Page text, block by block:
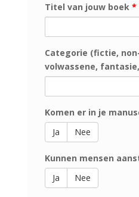
Titel van jouw boek *
Categorie (fictie,
volwassene, fantasie,
Komen er in je
Ja
Nee
Kunnen mensen
Ja
Nee